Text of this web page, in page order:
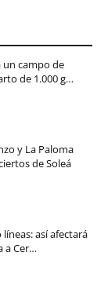
un campo de
de 1.000 g…
y La Paloma
de Soleá
así afectará
a Cer…